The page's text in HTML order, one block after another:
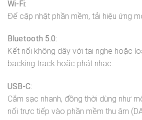
Wi-Fi:
Để cập nhật phần mềm, tải hiệu ứng
Bluetooth 5.0:
Kết nối không dây với tai nghe hoặc
backing track hoặc phát nhạc.
USB-C:
Cắm sạc nhanh, đồng thời dùng như
nối trực tiếp vào phần mềm thu âm